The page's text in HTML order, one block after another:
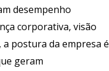
desempenho
corporativa, visão
postura da empresa é
geram